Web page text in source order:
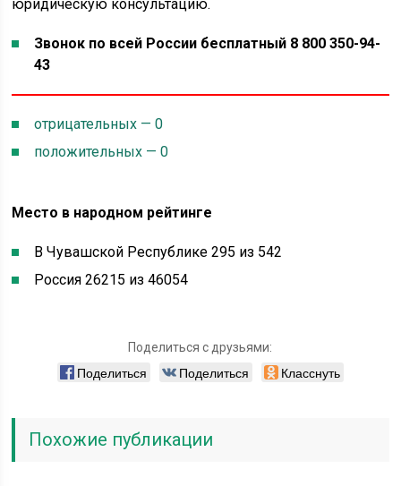
юридическую консультацию.
Звонок по всей России бесплатный 8 800 350-94-
43
отрицательных — 0
положительных — 0
Место в народном рейтинге
В Чувашской Республике 295 из 542
Россия 26215 из 46054
Поделиться с друзьями:
Поделиться Поделиться Класснуть
Похожие публикации